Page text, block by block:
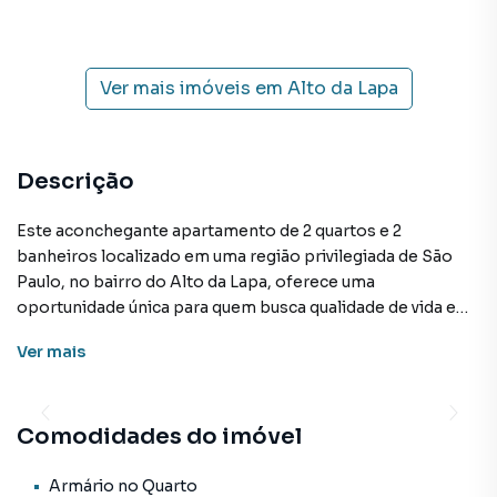
Ver mais imóveis em Alto da Lapa
Descrição
Este aconchegante apartamento de 2 quartos e 2
banheiros localizado em uma região privilegiada de São
Paulo, no bairro do Alto da Lapa, oferece uma
oportunidade única para quem busca qualidade de vida e
imóvel apresenta amplos espaços e uma planta bem
conferindo um aspecto moderno e elegante. A cozinha é
Ver mais
Comodidades do imóvel
Armário no Quarto